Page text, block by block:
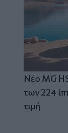
Νέο MG
των 224
τιμή